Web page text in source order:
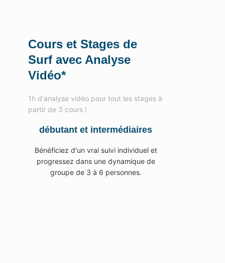
Cours et Stages de
Surf avec Analyse
Vidéo*
1h d'analyse vidéo pour tout les stages à
partir de 3 cours !
débutant et intermédiaires
Bénéficiez d'un vrai suivi individuel et
progressez dans une dynamique de
groupe de 3 à 6 personnes.